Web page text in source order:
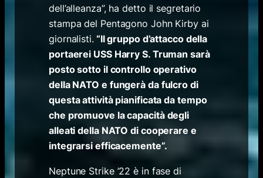
dell’alleanza”, ha detto il segretario
stampa del Pentagono John Kirby ai
giornalisti.“Il gruppo d’attacco della
portaerei USS Harry S. Truman sarà
posto sotto il controllo operativo
della NATO e fungerà da fulcro di
questa attività pianificata da tempo
che promuove la capacità degli
alleati della NATO di cooperare e
integrarsi efficacemente”.
Neptune Strike ’22 è in fase di